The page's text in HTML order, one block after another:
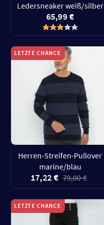
Ledersneaker weiß/silber
65,99 €
LETZTE CHANCE
Herren-Streifen-Pullover
marine/blau
17,22 € 79,00 €
LETZTE CHANCE